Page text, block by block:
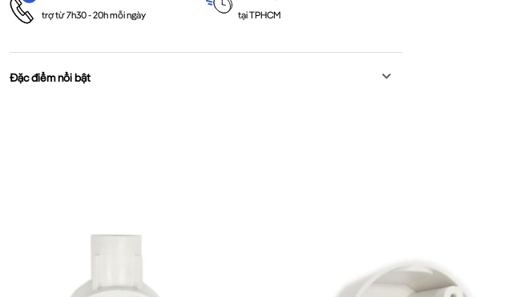
trợ từ 7h30 - 20h mỗi ngày
tại TPHCM
Đặc điểm nổi bật